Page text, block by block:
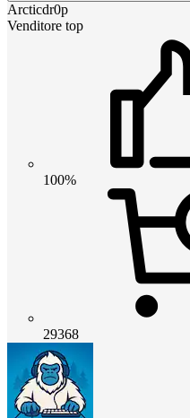
Arcticdr0p
Venditore top
100%
29368